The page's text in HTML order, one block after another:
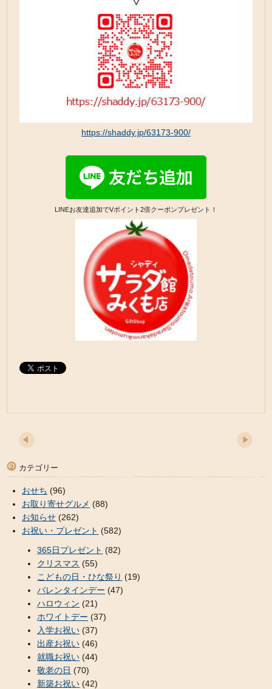
https://shaddy.jp/63173-900/
LINEお友達追加でVポイント2倍クーポンプレゼント！
カテゴリー
おせち (96)
お取り寄せグルメ (88)
お知らせ (262)
お祝い・プレゼント (582)
365日プレゼント (82)
クリスマス (55)
こどもの日・ひな祭り (19)
バレンタインデー (47)
ハロウィン (21)
ホワイトデー (37)
入学お祝い (37)
出産お祝い (46)
就職お祝い (44)
敬老の日 (70)
新築お祝い (42)